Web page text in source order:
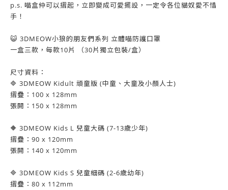
p.s. 喵盒仲可以摺起，立即變成可愛擺設，一定令各位貓奴愛不惜
手！
😺 3DMEOW小狼的朋友們系列 立體喵防護口罩
一盒三款，每款10片 （30片獨立包裝/盒）
尺寸資料：
🔷 3DMEOW Kidult 頑童版 (中童、大童及小顏人士)
摺疊：100 x 128mm
張開：150 x 128mm
🔶 3DMEOW Kids L 兒童大碼 (7-13歲少年)
摺疊：90 x 120mm
張開：140 x 120mm
🔷 3DMEOW Kids S 兒童細碼 (2-6歲幼年)
摺疊：80 x 112mm